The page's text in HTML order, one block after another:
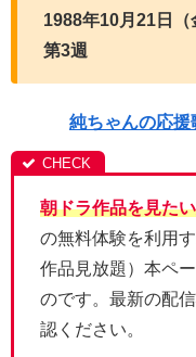
1988年10月21日（
第3週
純ちゃんの応
朝ドラ作品を見た
の無料体験を利用
作品見放題）本ペ
のです。最新の配
認ください。